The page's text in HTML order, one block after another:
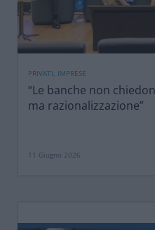
PRIVATI, IMPRESE
“Le banche non
ma razionalizzazione”
11 Giugno 2026